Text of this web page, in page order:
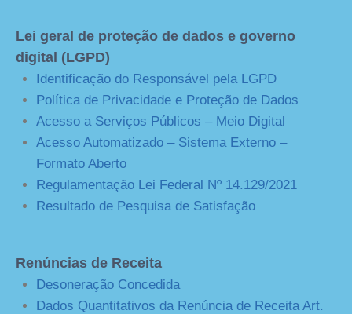
Lei geral de proteção de dados e governo
digital (LGPD)
Identificação do Responsável pela LGPD
Política de Privacidade e Proteção de Dados
Acesso a Serviços Públicos – Meio Digital
Acesso Automatizado – Sistema Externo –
Formato Aberto
Regulamentação Lei Federal Nº 14.129/2021
Resultado de Pesquisa de Satisfação
Renúncias de Receita
Desoneração Concedida
Dados Quantitativos da Renúncia de Receita Art.